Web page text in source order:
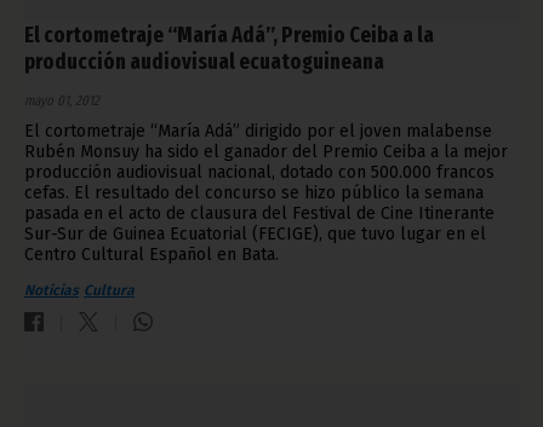
El cortometraje “María Adá”, Premio Ceiba a la
producción audiovisual ecuatoguineana
mayo 01, 2012
El cortometraje “María Adá” dirigido por el joven malabense
Rubén Monsuy ha sido el ganador del Premio Ceiba a la mejor
producción audiovisual nacional, dotado con 500.000 francos
cefas. El resultado del concurso se hizo público la semana
pasada en el acto de clausura del Festival de Cine Itinerante
Sur-Sur de Guinea Ecuatorial (FECIGE), que tuvo lugar en el
Centro Cultural Español en Bata.
Noticias Cultura